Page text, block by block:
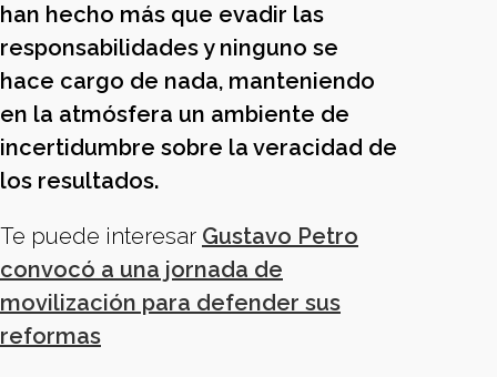
han hecho más que evadir las
responsabilidades y ninguno se
hace cargo de nada, manteniendo
en la atmósfera un ambiente de
incertidumbre sobre la veracidad de
los resultados.
Te puede interesar Gustavo Petro
convocó a una jornada de
movilización para defender sus
reformas